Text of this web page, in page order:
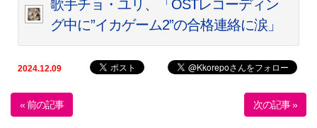
歌手チョ・ユリ、「OSTレコーディン
グ中に”イカゲーム2”の合格連絡に涙」
2024.12.09
« 前の記事 次の記事 »